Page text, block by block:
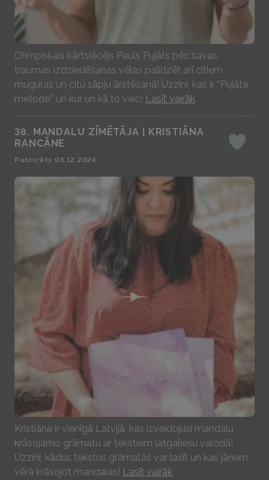
Play
Olimpiskais kārtslēcējs Pauls Pujāts pēc savas
traumas izdziedēšanas vēlas palīdzēt arī citiem
muguras un citu sāpju ārstēšanā! Uzzini, kas ir ''Pujāta
metode'' un kur un kā to veic! Lasīt vairāk
Play
Kristiāna ir vienīgā Latvijā, kas izveidojusi mandalu
krāsojamo grāmatu ar tekstiem latgaliešu valodā!
Uzzini, kādus tekstus grāmatās var lasīt un kas jāņem
vērā krāsojot mandalas! Lasīt vairāk
38. MANDALU ZĪMĒTĀJA | KRISTIĀNA
RANCĀNE
Publicēts 08.12.2024